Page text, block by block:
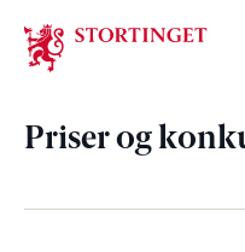
Stortinget.no
Priser og